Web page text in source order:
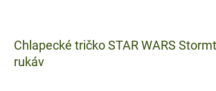
Chlapecké tričko STAR WARS Stormtrooper krátký
rukáv